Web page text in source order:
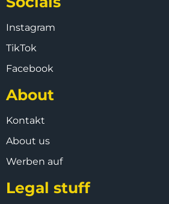
Instagram
TikTok
Facebook
About
Kontakt
About us
Werben auf
Legal stuff